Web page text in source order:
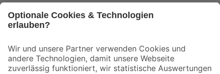
Der toom Newsletter: Keine Angebote und Aktionen mehr verpassen!
Zur Newsletter Anmeldung